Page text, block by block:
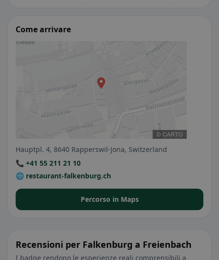
Come arrivare
Hauptpl. 4, 8640 Rapperswil-Jona, Switzerland
📞 +41 55 211 21 10
🌐 restaurant-falkenburg.ch
Percorso in Maps
Recensioni per Falkenburg a Freienbach
I badge rendono le esperienze reali comprensibili a